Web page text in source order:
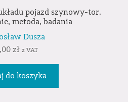
pojazd szynowy-tor.
metoda, badania
Dusza
zł z VAT
do koszyka